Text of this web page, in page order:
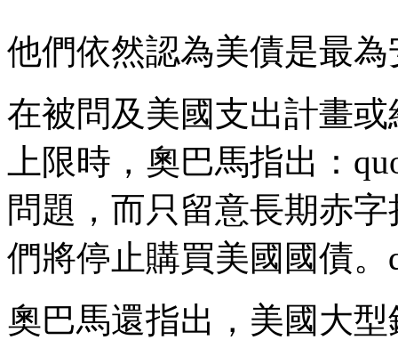
他們依然認為美債是最為
在被問及美國支出計畫
上限時，奧巴馬指出：
問題，而只留意長期赤
們將停止購買美國國債。
奧巴馬還指出，美國大